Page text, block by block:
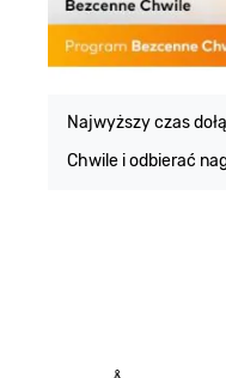
Najwyższy czas
Chwile i odbierać